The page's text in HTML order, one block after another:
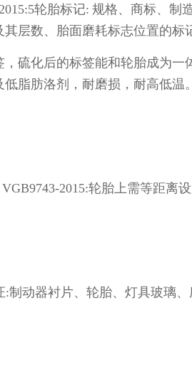
轮胎标记: 规格、商标、制
层数、胎面磨耗标志位置的标
硫化后的标签能和轮胎成为
低脂肪洛剂，耐磨损，耐高低温
VGB9743-2015:轮胎上需等距离
:制动器衬片、轮胎、灯具玻璃